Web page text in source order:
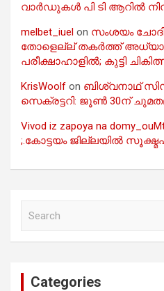
വാർഡുകൾ പി ടി ആറിൽ
melbet_iuel on സംശയം
തോളെല്ല് തകർത്ത്
പരീക്ഷാഹാളിൽ; കുട്ടി
KrisWoolf on ബിശ്വനാഥ്
സെക്രട്ടറി: ജൂൺ 30ന്
Vivod iz zapoya na
;.കോട്ടയം ജില്ലയിൽ
Categories